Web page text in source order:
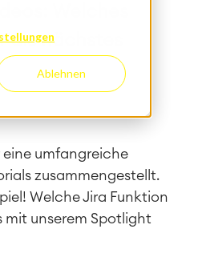
Ablehnen
Welches
als nächstes
eine umfangreiche
zusammengestellt.
Welche Jira Funktion
mit unserem Spotlight